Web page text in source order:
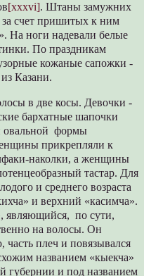
[xxxvi]. Штаны замужних
счет пришитых к ним
На ноги надевали белые
По праздникам
кожаные сапожки -
Казани.
в две косы. Девочки -
бархатные шапочки
овальной формы
прикрепляли к
наколки, а женщины
тастар. Для
и среднего возраста
и верхний «касимча».
являющийся, по сути,
на волосы. Он
часть плеч и повязывался
названием «кыекча»
губернии и под названием